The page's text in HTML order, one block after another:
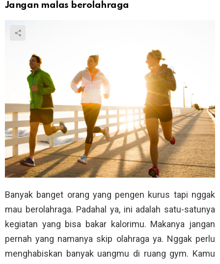
Jangan malas berolahraga
Banyak banget orang yang pengen kurus tapi nggak
mau berolahraga. Padahal ya, ini adalah satu-satunya
kegiatan yang bisa bakar kalorimu. Makanya jangan
pernah yang namanya skip olahraga ya. Nggak perlu
menghabiskan banyak uangmu di ruang gym. Kamu